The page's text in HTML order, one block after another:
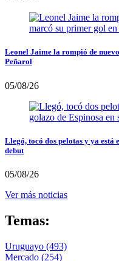
Leonel Jaime la rompió de
Peñarol
05/08/26
Llegó, tocó dos pelotas y ya está
debut
05/08/26
Ver más noticias
Temas:
Uruguayo (493)
Mercado (254)